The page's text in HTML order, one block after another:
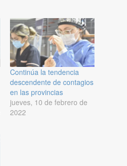
Continúa la tendencia
descendente de contagios
en las provincias
jueves, 10 de febrero de
2022